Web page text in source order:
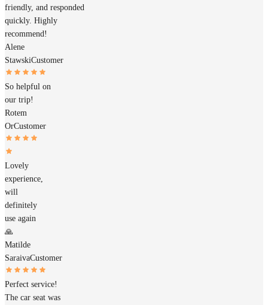
friendly, and responded
quickly. Highly
recommend!
Alene
StawskiCustomer
So helpful on
our trip!
Rotem
OrCustomer
Lovely
experience,
will
definitely
use again
🙏
Matilde
SaraivaCustomer
Perfect service!
The car seat was